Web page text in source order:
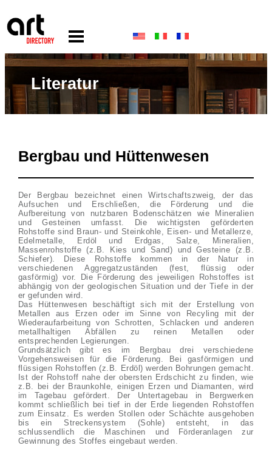
Literatur
Bergbau und Hüttenwesen
Der Bergbau bezeichnet einen Wirtschaftszweig, der das
Aufsuchen und Erschließen, die Förderung und die
Aufbereitung von nutzbaren Bodenschätzen wie Mineralien
und Gesteinen umfasst. Die wichtigsten geförderten
Rohstoffe sind Braun- und Steinkohle, Eisen- und Metallerze,
Edelmetalle, Erdöl und Erdgas, Salze, Mineralien,
Massenrohstoffe (z.B. Kies und Sand) und Gesteine (z.B.
Schiefer). Diese Rohstoffe kommen in der Natur in
verschiedenen Aggregatzuständen (fest, flüssig oder
gasförmig) vor. Die Förderung des jeweiligen Rohstoffes ist
abhängig von der geologischen Situation und der Tiefe in der
er gefunden wird.
Das Hüttenwesen beschäftigt sich mit der Erstellung von
Metallen aus Erzen oder im Sinne von Recyling mit der
Wiederaufarbeitung von Schrotten, Schlacken und anderen
metallhaltigen Abfällen zu reinen Metallen oder
entsprechenden Legierungen.
Grundsätzlich gibt es im Bergbau drei verschiedene
Vorgehensweisen für die Förderung. Bei gasförmigen und
flüssigen Rohstoffen (z.B. Erdöl) werden Bohrungen gemacht.
Ist der Rohstoff nahe der obersten Erdschicht zu finden, wie
z.B. bei der Braunkohle, einigen Erzen und Diamanten, wird
im Tagebau gefördert. Der Untertagebau in Bergwerken
kommt schließlich bei tief in der Erde liegenden Rohstoffen
zum Einsatz. Es werden Stollen oder Schächte ausgehoben
bis ein Streckensystem (Sohle) entsteht, in das
schlussendlich die Maschinen und Förderanlagen zur
Gewinnung des Stoffes eingebaut werden.